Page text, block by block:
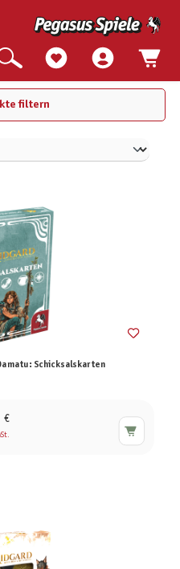
filtern
Schicksalskarten
€